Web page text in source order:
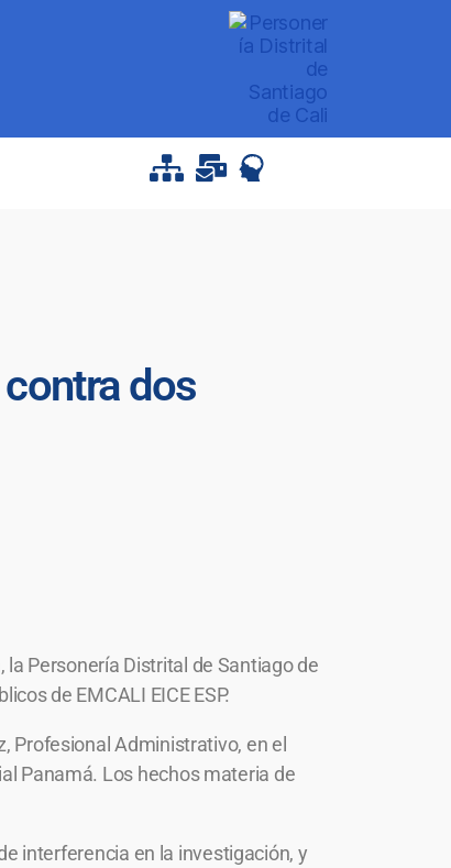
dos
Personería Distrital de Santiago de
de EMCALI EICE ESP.
Profesional Administrativo, en el
Panamá. Los hechos materia de
interferencia en la investigación, y